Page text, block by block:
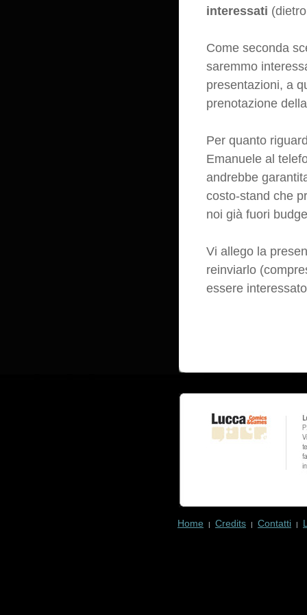
interessati
Come seconda
saremmo
presentazioni, a
prenotazione
Per quanto
Emanuele al
andrebbe
costo-stand che
noi già fuori
Vi allego la
reinviarlo
essere
Home | Credits | Contatti |